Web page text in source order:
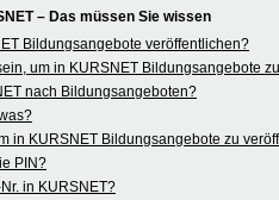
– Das müssen Sie wissen
Bildungsangebote veröffentlichen?
um in KURSNET Bildungsangebote
nach Bildungsangeboten?
in KURSNET Bildungsangebote zu
PIN?
in KURSNET?